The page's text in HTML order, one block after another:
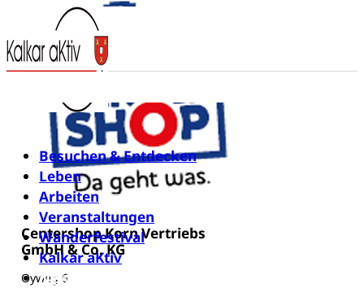
Besuchen & Entdecken
Leben
Arbeiten
Veranstaltungen
Wanderfestival
Kalkar aKtiv
Newsletter
Centershop Korn Vertriebs
GmbH & Co. KG
Oyweg 6